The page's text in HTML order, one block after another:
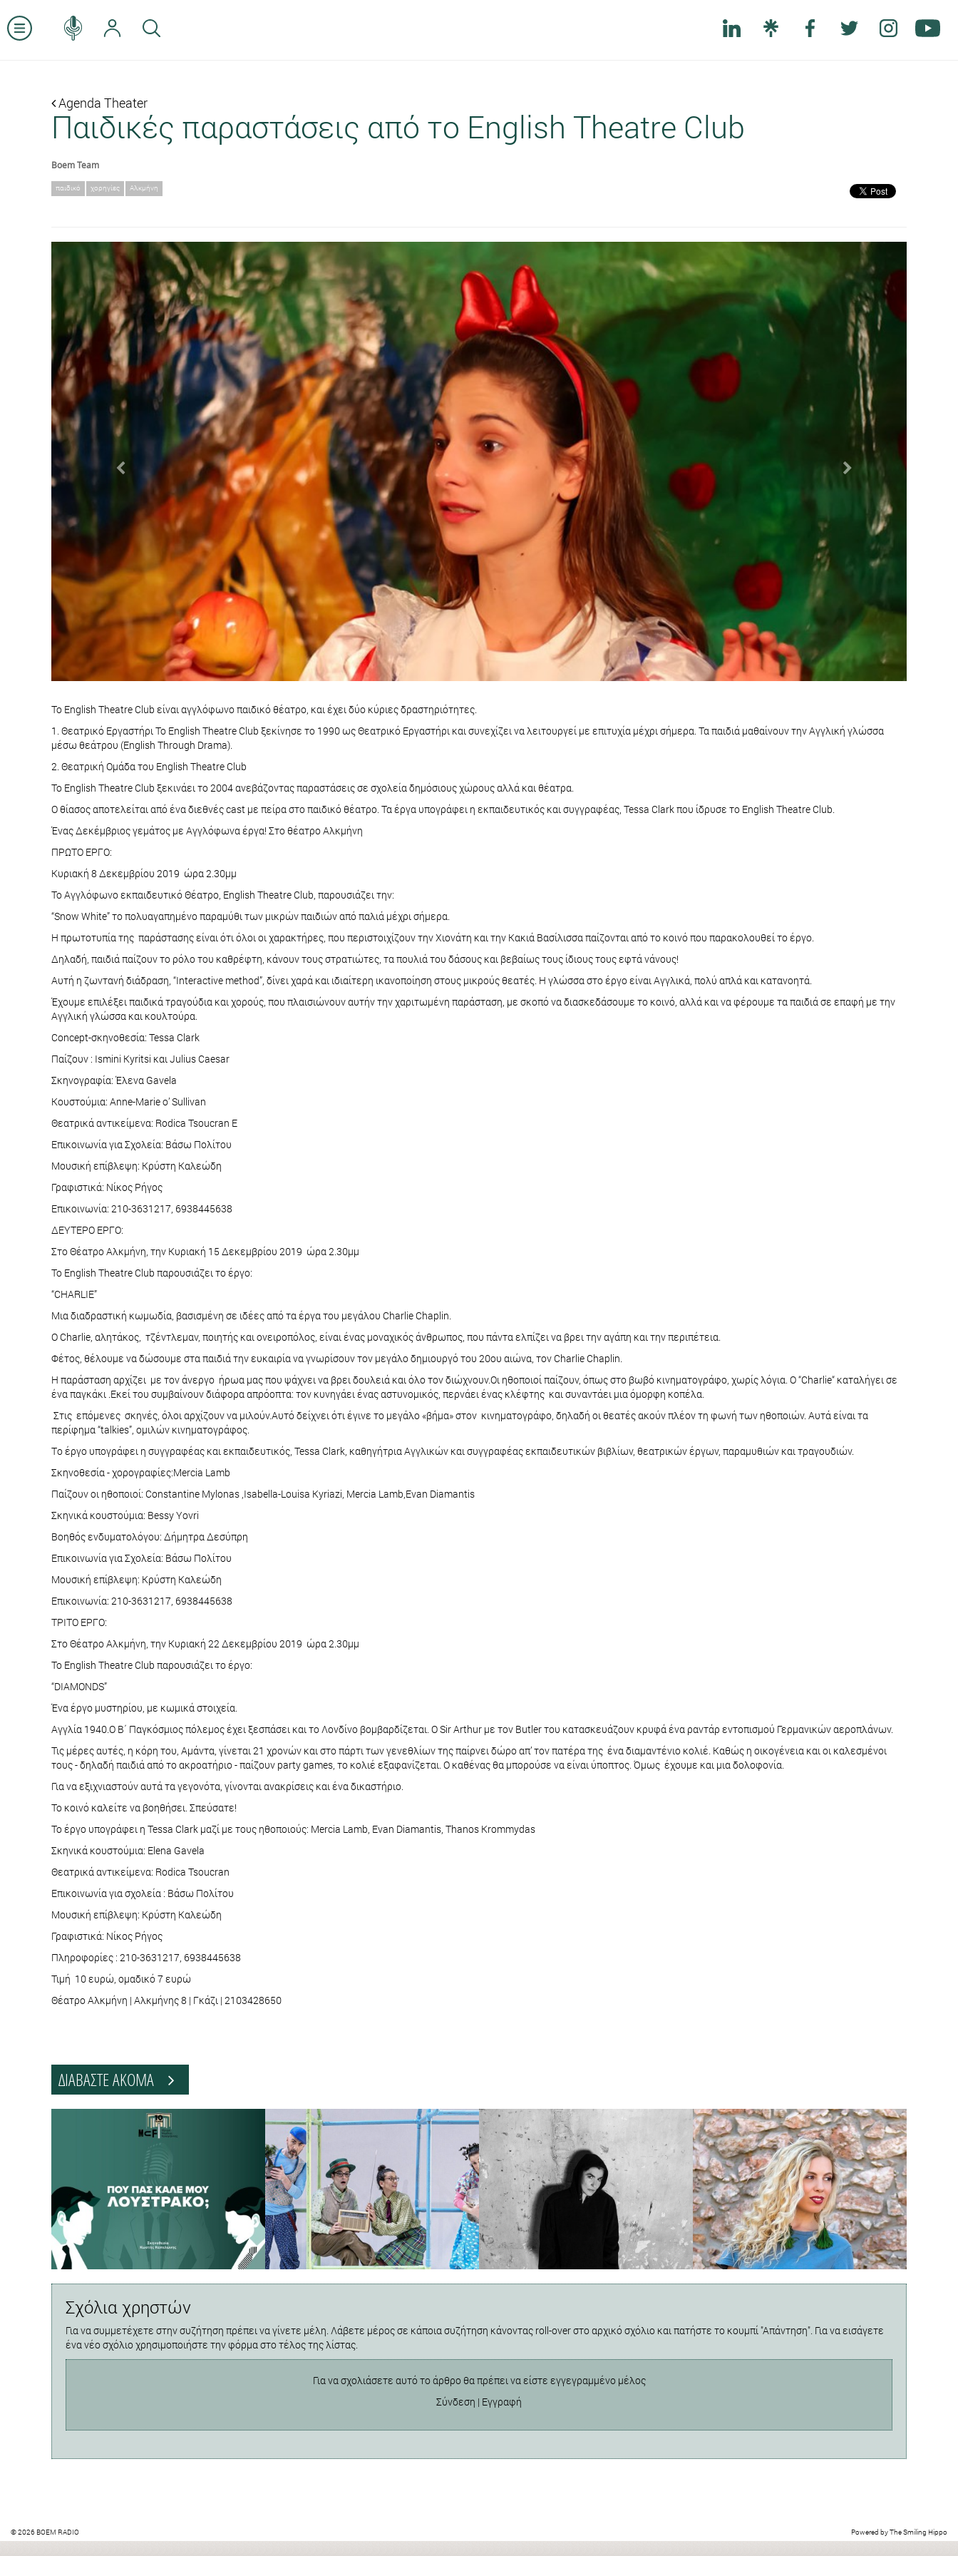
Agenda Theater
Παιδικές παραστάσεις από το English Theatre Club
Boem Team
παιδικό χορηγίες Αλκμήνη
Previous Next
Το English Theatre Club είναι αγγλόφωνο παιδικό θέατρο, και έχει δύο κύριες δραστηριότητες.
1. Θεατρικό Εργαστήρι Το English Theatre Club ξεκίνησε το 1990 ως Θεατρικό Εργαστήρι και συνεχίζει να λειτουργεί με επιτυχία μέχρι σήμερα. Τα παιδιά μαθαίνουν την Αγγλική γλώσσα
μέσω θεάτρου (English Through Drama).
2. Θεατρική Ομάδα του English Theatre Club
Το Εnglish Theatre Club ξεκινάει το 2004 ανεβάζοντας παραστάσεις σε σχολεία δημόσιους χώρους αλλά και θέατρα.
Ο θίασος αποτελείται από ένα διεθνές cast με πείρα στο παιδικό θέατρο. Τα έργα υπογράφει η εκπαιδευτικός και συγγραφέας, Tessa Clark που ίδρυσε το Εnglish Theatre Club.
Ένας Δεκέμβριος γεμάτος με Αγγλόφωνα έργα! Στο θέατρο Αλκμήνη
ΠΡΩΤΟ ΕΡΓΟ:
Κυριακή 8 Δεκεμβρίου 2019 ώρα 2.30μμ
Το Αγγλόφωνο εκπαιδευτικό Θέατρο, English Theatre Club, παρουσιάζει την:
“Snow White” το πολυαγαπημένο παραμύθι των μικρών παιδιών από παλιά μέχρι σήμερα.
H πρωτοτυπία της παράστασης είναι ότι όλοι οι χαρακτήρες, που περιστοιχίζουν την Χιονάτη και την Κακιά Βασίλισσα παίζονται από το κοινό που παρακολουθεί το έργο.
Δηλαδή, παιδιά παίζουν το ρόλο του καθρέφτη, κάνουν τους στρατιώτες, τα πουλιά του δάσους και βεβαίως τους ίδιους τους εφτά νάνους!
Αυτή η ζωντανή διάδραση, “Interactive method”, δίνει χαρά και ιδιαίτερη ικανοποίηση στους μικρούς θεατές. Η γλώσσα στο έργο είναι Αγγλικά, πολύ απλά και κατανοητά.
Έχουμε επιλέξει παιδικά τραγούδια και χορούς, που πλαισιώνουν αυτήν την χαριτωμένη παράσταση, με σκοπό να διασκεδάσουμε το κοινό, αλλά και να φέρουμε τα παιδιά σε επαφή με την
Αγγλική γλώσσα και κουλτούρα.
Concept-σκηνοθεσία: Tessa Clark
Παίζουν : Ismini Kyritsi και Julius Caesar
Σκηνογραφία: Έλενα Gavela
Kουστούμια: Anne-Marie o’ Sullivan
Θεατρικά αντικείμενα: Rodica Tsoucran E
Επικοινωνία για Σχολεία: Βάσω Πολίτου
Mουσική επίβλεψη: Κρύστη Καλεώδη
Γραφιστικά: Nίκος Ρήγος
Επικοινωνία: 210-3631217, 6938445638
ΔΕΥΤΕΡΟ ΕΡΓΟ:
Στο Θέατρο Αλκμήνη, την Κυριακή 15 Δεκεμβρίου 2019 ώρα 2.30μμ
Το English Theatre Club παρουσιάζει το έργο:
“CHARLIE”
Μια διαδραστική κωμωδία, βασισμένη σε ιδέες από τα έργα του μεγάλου Charlie Chaplin.
Ο Charlie, αλητάκος, τζέντλεμαν, ποιητής και ονειροπόλος, είναι ένας μοναχικός άνθρωπος, που πάντα ελπίζει να βρει την αγάπη και την περιπέτεια.
Φέτος, θέλουμε να δώσουμε στα παιδιά την ευκαιρία να γνωρίσουν τον μεγάλο δημιουργό του 20ου αιώνα, τον Charlie Chaplin.
Η παράσταση αρχίζει με τον άνεργο ήρωα μας που ψάχνει να βρει δουλειά και όλο τον διώχνουν.Oι ηθοποιοί παίζουν, όπως στο βωβό κινηματογράφο, χωρίς λόγια. Ο “Charlie“ καταλήγει σε
ένα παγκάκι .Εκεί του συμβαίνουν διάφορα απρόοπτα: τον κυνηγάει ένας αστυνομικός, περνάει ένας κλέφτης και συναντάει μια όμορφη κοπέλα.
Στις επόμενες σκηνές, όλοι αρχίζουν να μιλούν.Αυτό δείχνει ότι έγινε το μεγάλο «βήμα» στον κινηματογράφο, δηλαδή οι θεατές ακούν πλέον τη φωνή των ηθοποιών. Αυτά είναι τα
περίφημα “talkies”, ομιλών κινηματογράφος.
Τo έργo υπογράφει η συγγραφέας και εκπαιδευτικός, Tessa Clark, καθηγήτρια Αγγλικών και συγγραφέας εκπαιδευτικών βιβλίων, θεατρικών έργων, παραμυθιών και τραγουδιών.
Σκηνοθεσία - χορογραφίες:Mercia Lamb
Παίζουν οι ηθοποιοί: Constantine Mylonas ,Isabella-Louisa Kyriazi, Mercia Lamb,Evan Diamantis
Σκηνικά κουστούμια: Bessy Yovri
Βοηθός ενδυματολόγου: Δήμητρα Δεσύπρη
Επικοινωνία για Σχολεία: Βάσω Πολίτου
Mουσική επίβλεψη: Κρύστη Καλεώδη
Επικοινωνία: 210-3631217, 6938445638
ΤΡΙΤΟ ΕΡΓΟ:
Στο Θέατρο Αλκμήνη, την Κυριακή 22 Δεκεμβρίου 2019 ώρα 2.30μμ
Το English Theatre Club παρουσιάζει το έργο:
“DIAMONDS”
Ένα έργο μυστηρίου, με κωμικά στοιχεία.
Αγγλία 1940.Ο Β΄ Παγκόσμιος πόλεμος έχει ξεσπάσει και το Λονδίνο βομβαρδίζεται. Ο Sir Arthur με τον Butler του κατασκευάζουν κρυφά ένα ραντάρ εντοπισμού Γερμανικών αεροπλάνων.
Τις μέρες αυτές, η κόρη του, Αμάντα, γίνεται 21 χρονών και στο πάρτι των γενεθλίων της παίρνει δώρο απ’ τον πατέρα της ένα διαμαντένιο κολιέ. Καθώς η οικογένεια και οι καλεσμένοι
τους - δηλαδή παιδιά από το ακροατήριο - παίζουν party games, το κολιέ εξαφανίζεται. Ο καθένας θα μπορούσε να είναι ύποπτος. Όμως έχουμε και μια δολοφονία.
Για να εξιχνιαστούν αυτά τα γεγονότα, γίνονται ανακρίσεις και ένα δικαστήριο.
Το κοινό καλείτε να βοηθήσει. Σπεύσατε!
Το έργο υπογράφει η Tessa Clark μαζί με τους ηθοποιούς: Mercia Lamb, Evan Diamantis, Thanos Krommydas
Σκηνικά κουστούμια: Elena Gavela
Θεατρικά αντικείμενα: Rodica Tsoucran
Επικοινωνία για σχολεία : Βάσω Πολίτου
Mουσική επίβλεψη: Κρύστη Καλεώδη
Γραφιστικά: Nίκος Ρήγος
Πληροφορίες : 210-3631217, 6938445638
Τιμή 10 ευρώ, ομαδικό 7 ευρώ
Θέατρο Αλκμήνη | Αλκμήνης 8 | Γκάζι | 2103428650
ΔΙΑΒΑΣΤΕ ΑΚΟΜΑ
Σχόλια χρηστών
Για να συμμετέχετε στην συζήτηση πρέπει να γίνετε μέλη. Λάβετε μέρος σε κάποια συζήτηση κάνοντας roll-over στο αρχικό σχόλιο και πατήστε το κουμπί "Απάντηση". Για να εισάγετε
ένα νέο σχόλιο χρησιμοποιήστε την φόρμα στο τέλος της λίστας.
Για να σχολιάσετε αυτό το άρθρο θα πρέπει να είστε εγγεγραμμένο μέλος
Σύνδεση | Εγγραφή
© 2026 BOEM RADIO Powered byThe Smiling Hippo